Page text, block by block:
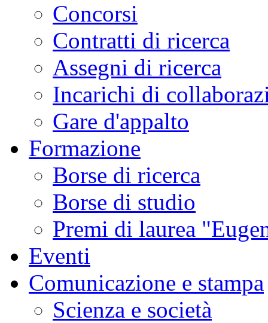
Concorsi
Contratti di ricerca
Assegni di ricerca
Incarichi di
Gare d'appalto
Formazione
Borse di ricerca
Borse di studio
Premi di laurea
Eventi
Comunicazione e stampa
Scienza e società